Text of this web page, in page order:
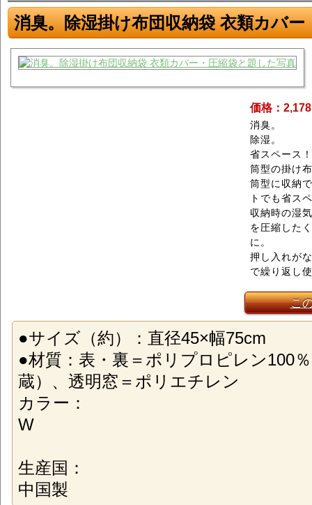
消臭。除湿掛け布団収納袋 衣類カバー
価格：
消臭。
除湿。
省スペース！
筒型の掛け
筒型に収納
トでも省ス
収納時の湿
を圧縮した
に。
押し入れが
で繰り返し
こ
●サイズ（約）：直径45×幅75cm
●材質：表・裏＝ポリプロピレン100
蔵）、透明窓＝ポリエチレン
カラー：
W
生産国：
中国製